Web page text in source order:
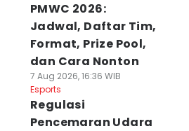
PMWC 2026:
Jadwal, Daftar Tim,
Format, Prize Pool,
dan Cara Nonton
7 Aug 2026, 16:36 WIB
Esports
Regulasi
Pencemaran Udara